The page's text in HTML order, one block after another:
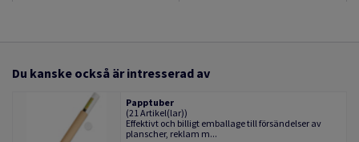
Du kanske också är intresserad av
Papptuber
(21 Artikel(lar))
Effektivt och billigt emballage till försändelser av
planscher, reklam m...